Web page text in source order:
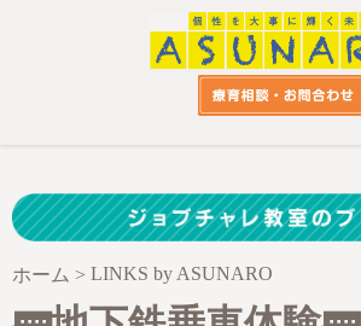
ホーム > LINKS by ASUNARO